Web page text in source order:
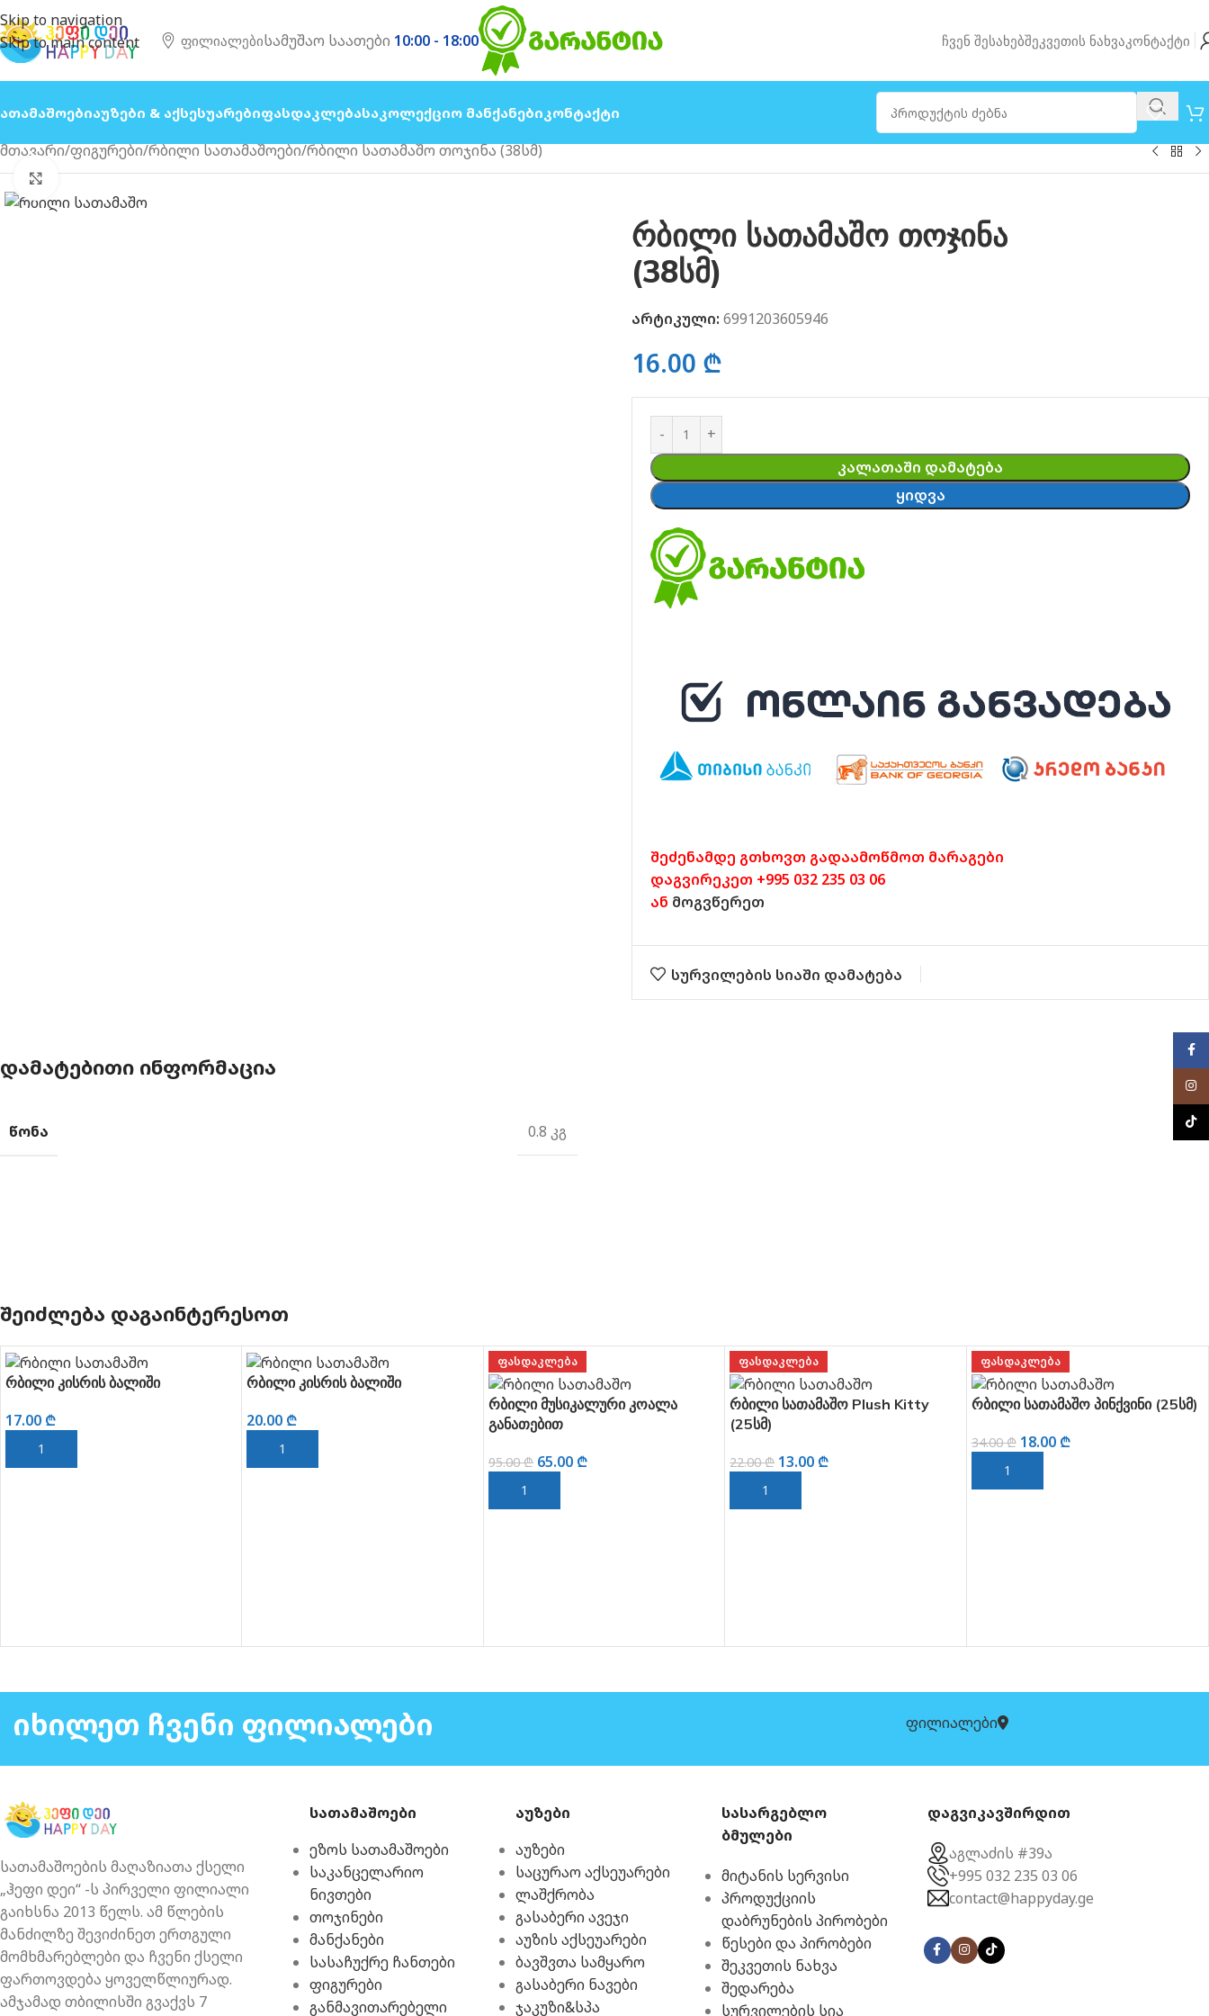
Skip to navigation
Skip to main content
Ფილიალებისამუშაო საათები 10:00 - 18:00 Ჩვენ ᲨესახებᲨეკვეთის ᲜახვაᲙონტაქტი
Აუზები & ᲐქსესუარებიᲤასდაკლებაᲡაკოლექციო Მანქანები Კონტაქტი
მთავარი ფიგურები რბილი სათამაშოები რბილი სათამაშო თოჯინა (38სმ)
გახსნა
რბილი სათამაშო თოჯინა
(38სმ)
არტიკული: 6991203605946
16.00 ₾
ᲙᲐᲚᲐᲗᲐᲨᲘ ᲓᲐᲛᲐᲢᲔᲑᲐ
ᲧᲘᲓᲕᲐ
შეძენამდე გთხოვთ გადაამოწმოთ მარაგები
დაგვირეკეთ +995 032 235 03 06
ან მოგვწერეთ
სურვილების სიაში დამატება
ᲓᲐᲛᲐᲢᲔᲑᲘᲗᲘ ᲘᲜᲤᲝᲠᲛᲐᲪᲘᲐ
ᲬᲝᲜᲐ 0.8 კგ
ᲨᲔᲘᲫᲚᲔᲑᲐ ᲓᲐᲒᲐᲘᲜᲢᲔᲠᲔᲡᲝᲗ
რბილი კისრის ბალიში
17.00 ₾
ᲙᲐᲚᲐᲗᲐᲨᲘ ᲓᲐᲛᲐᲢᲔᲑᲐ
რბილი კისრის ბალიში
20.00 ₾
ᲙᲐᲚᲐᲗᲐᲨᲘ ᲓᲐᲛᲐᲢᲔᲑᲐ
ᲤᲐᲡᲓᲐᲙᲚᲔᲑᲐ
რბილი მუსიკალური კოალა
განათებით
95.00₾ 65.00 ₾
ᲙᲐᲚᲐᲗᲐᲨᲘ ᲓᲐᲛᲐᲢᲔᲑᲐ
ᲤᲐᲡᲓᲐᲙᲚᲔᲑᲐ
რბილი სათამაშო Plush Kitty
(25სმ)
22.00₾ 13.00 ₾
ᲙᲐᲚᲐᲗᲐᲨᲘ ᲓᲐᲛᲐᲢᲔᲑᲐ
ᲤᲐᲡᲓᲐᲙᲚᲔᲑᲐ
რბილი სათამაშო პინქვინი (25სმ)
34.00₾ 18.00 ₾
ᲙᲐᲚᲐᲗᲐᲨᲘ ᲓᲐᲛᲐᲢᲔᲑᲐ
ᲘᲮᲘᲚᲔᲗ ᲩᲕᲔᲜᲘ ᲤᲘᲚᲘᲐᲚᲔᲑᲘ ფილიალები
სათამაშოების მაღაზიათა ქსელი
„ჰეფი დეი“ -ს პირველი ფილიალი
გაიხსნა 2013 წელს. ამ წლების
მანძილზე შევიძინეთ ერთგული
მომხმარებლები და ჩვენი ქსელი
ფართოვდება ყოველწლიურად.
ამჯამად თბილისში გვაქვს 7
სათამაშოები
ეზოს სათამაშოები
საკანცელარიო
ნივთები
თოჯინები
მანქანები
სასაჩუქრე ჩანთები
ფიგურები
განმავითარებელი
აუზები
აუზები
საცურაო აქსეუარები
ლაშქრობა
გასაბერი ავეჯი
აუზის აქსეუარები
ბავშვთა სამყარო
გასაბერი ნავები
ჯაკუზი&სპა
სასარგებლო
ბმულები
მიტანის სერვისი
პროდუქციის
დაბრუნების პირობები
წესები და პირობები
შეკვეთის ნახვა
შედარება
სურვილების სია
დაგვიკავშირდით
აგლაძის #39ა
+995 032 235 03 06
contact@happyday.ge